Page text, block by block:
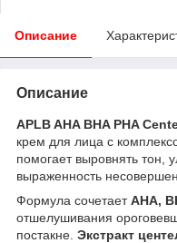
Описание
Описание
APLB AHA BHA PHA
крем для лица с
помогает выровнять тон,
выраженность
Формула сочетаетAHA,
отшелушивания
постакне. Экстракт